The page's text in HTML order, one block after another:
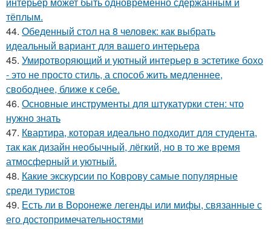
тёплым.
44. Обеденный стол на 8 человек: как выбрать
идеальный вариант для вашего интерьера
45. Умиротворяющий и уютный интерьер в эстетике бохо
- это не просто стиль, а способ жить медленнее,
свободнее, ближе к себе.
46. Основные инструменты для штукатурки стен: что
нужно знать
47. Квартира, которая идеально подходит для студента,
так как дизайн необычный, лёгкий, но в то же время
атмосферный и уютный.
48. Какие экскурсии по Коврову самые популярные
среди туристов
49. Есть ли в Воронеже легенды или мифы, связанные с
его достопримечательностями